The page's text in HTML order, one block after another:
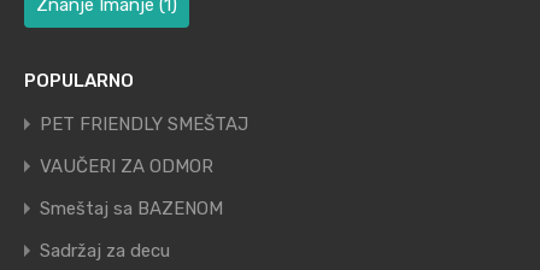
Znanje Imanje (1)
POPULARNO
PET FRIENDLY SMEŠTAJ
VAUČERI ZA ODMOR
Smeštaj sa BAZENOM
Sadržaj za decu